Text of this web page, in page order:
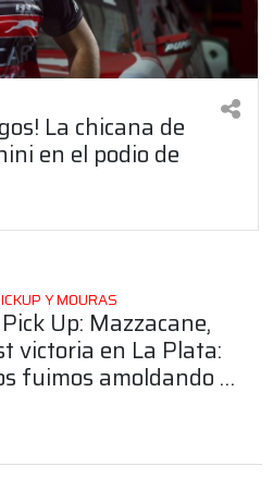
La chicana de
en el podio de
Y MOURAS
Up: Mazzacane,
victoria en La Plata:
fuimos amoldando a